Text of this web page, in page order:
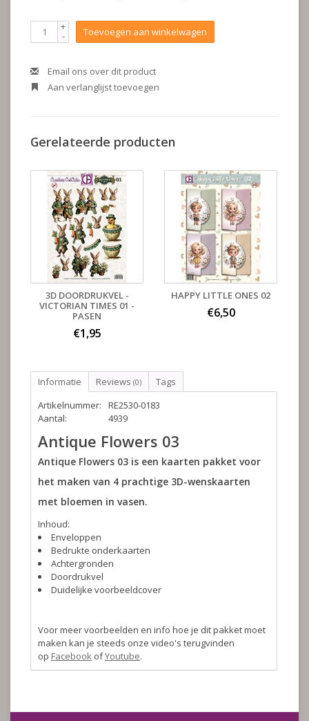
+
- Toevoegen aan winkelwagen
Email ons over dit product
Aan verlanglijst toevoegen
Gerelateerde producten
3D DOORDRUKVEL -
VICTORIAN TIMES 01 -
PASEN
€1,95
HAPPY LITTLE ONES 02
€6,50
Informatie Reviews (0)
Tags
Artikelnummer:
RE2530-0183
Aantal:
4939
Antique Flowers 03
Antique Flowers 03 is een kaarten pakket voor
het maken van 4 prachtige 3D-wenskaarten
met bloemen in vasen.
Inhoud:
Enveloppen
Bedrukte onderkaarten
Achtergronden
Doordrukvel
Duidelijke voorbeeldcover
Voor meer voorbeelden en info hoe je dit pakket moet
maken kan je steeds onze video's terugvinden
op Facebook ofYoutube.